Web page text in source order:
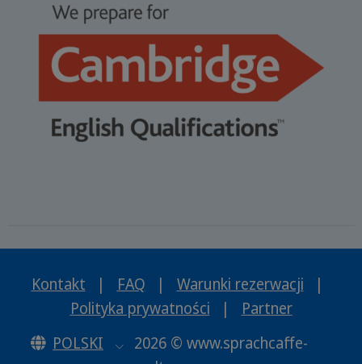
Kontakt | FAQ | Warunki rezerwacji
|
Polityka prywatności
|
Partner
POLSKI
2026 © www.sprachcaffe-